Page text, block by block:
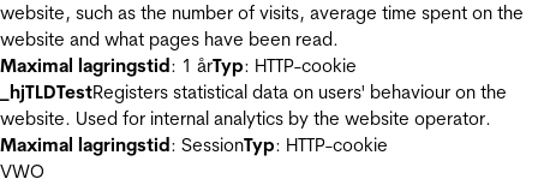
website, such as the number of visits, average time spent on the
website and what pages have been read.
Maximal lagringstid: 1 årTyp: HTTP-cookie
_hjTLDTestRegisters statistical data on users' behaviour on the
website. Used for internal analytics by the website operator.
Maximal lagringstid: SessionTyp: HTTP-cookie
VWO